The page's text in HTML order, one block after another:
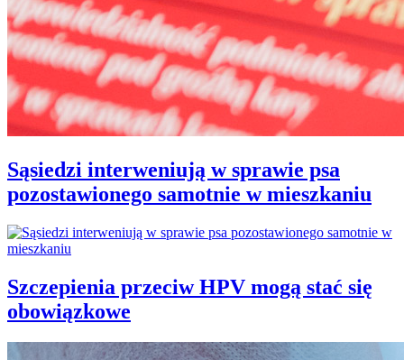
Sąsiedzi interweniują w sprawie psa
pozostawionego samotnie w mieszkaniu
Szczepienia przeciw HPV mogą stać się
obowiązkowe